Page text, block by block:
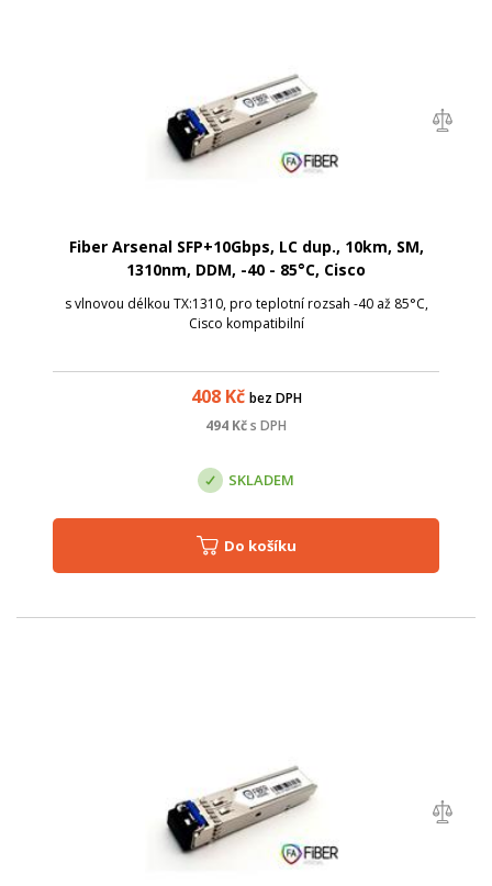
Fiber Arsenal SFP+10Gbps, LC dup., 10km, SM,
1310nm, DDM, -40 - 85°C, Cisco
s vlnovou délkou TX:1310, pro teplotní rozsah -40 až 85°C,
Cisco kompatibilní
408Kč bez DPH
494 Kčs DPH
SKLADEM
Do košíku